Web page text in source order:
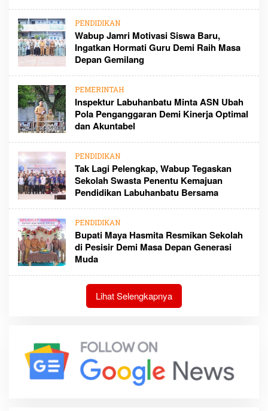
PENDIDIKAN
Wabup Jamri Motivasi Siswa Baru,
Ingatkan Hormati Guru Demi Raih Masa
Depan Gemilang
PEMERINTAH
Inspektur Labuhanbatu Minta ASN Ubah
Pola Penganggaran Demi Kinerja Optimal
dan Akuntabel
PENDIDIKAN
Tak Lagi Pelengkap, Wabup Tegaskan
Sekolah Swasta Penentu Kemajuan
Pendidikan Labuhanbatu Bersama
PENDIDIKAN
Bupati Maya Hasmita Resmikan Sekolah
di Pesisir Demi Masa Depan Generasi
Muda
Lihat Selengkapnya